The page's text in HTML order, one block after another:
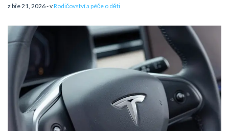
z bře 21, 2026 - vRodičovství a péče o děti